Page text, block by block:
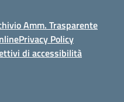
Amm. Trasparente
Privacy Policy
di accessibilità